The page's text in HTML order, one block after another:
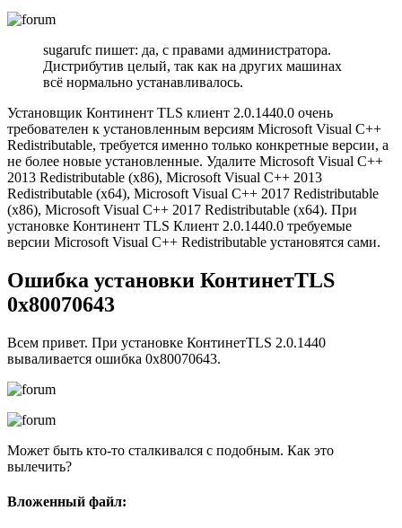
sugarufc пишет: да, с правами администратора.
Дистрибутив целый, так как на других машинах
всё нормально устанавливалось.
Установщик Континент TLS клиент 2.0.1440.0 очень
требователен к установленным версиям Microsoft Visual C++
Redistributable, требуется именно только конкретные версии, а
не более новые установленные. Удалите Microsoft Visual C++
2013 Redistributable (x86), Microsoft Visual C++ 2013
Redistributable (x64), Microsoft Visual C++ 2017 Redistributable
(x86), Microsoft Visual C++ 2017 Redistributable (x64). При
установке Континент TLS Клиент 2.0.1440.0 требуемые
версии Microsoft Visual C++ Redistributable установятся сами.
Ошибка установки КонтинетTLS
0x80070643
Всем привет. При установке КонтинетTLS 2.0.1440
вываливается ошибка 0x80070643.
Может быть кто-то сталкивался с подобным. Как это
вылечить?
Вложенный файл: